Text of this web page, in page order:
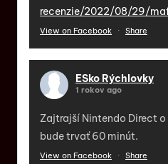
recenzie/2022/08/29/
View on Facebook · Share
ESko Rýchlovky
1 rokov ago
Zajtrajší Nintendo Direct
bude trvať 60 minút.
View on Facebook · Share